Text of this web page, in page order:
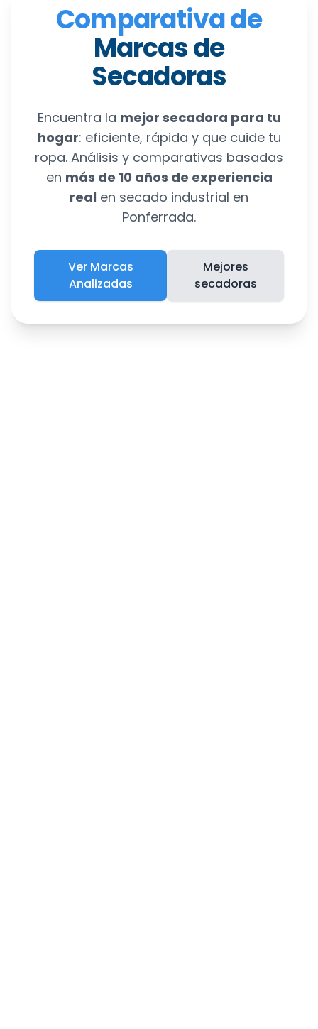
Comparativa de
Marcas de
Secadoras
Encuentra la mejor secadora para tu
hogar: eficiente, rápida y que cuide tu
ropa. Análisis y comparativas basadas
en más de 10 años de experiencia
real en secado industrial en
Ponferrada.
Ver Marcas
Analizadas
Mejores
secadoras